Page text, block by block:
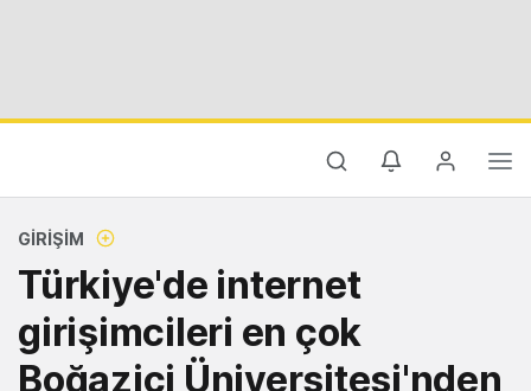
GIRIŞIM
Türkiye'de internet
girişimcileri en çok
Boğaziçi Üniversitesi'nden